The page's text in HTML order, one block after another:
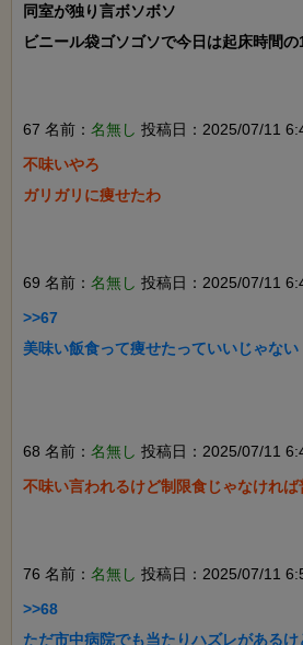
同室が独り言ボソボソ
ビニール袋ゴソゴソで今日は起床時間
67 名前： 名無し 投稿日：2025/07/11
不味いやろ
ガリガリに痩せたわ
69 名前： 名無し 投稿日：2025/07/11
>>67
美味い飯食って痩せたっていいじゃない
68 名前： 名無し 投稿日：2025/07/11
不味い言われるけど制限食じゃなけれ
76 名前： 名無し 投稿日：2025/07/11
>>68
ただ市中病院でも当たりハズレがある